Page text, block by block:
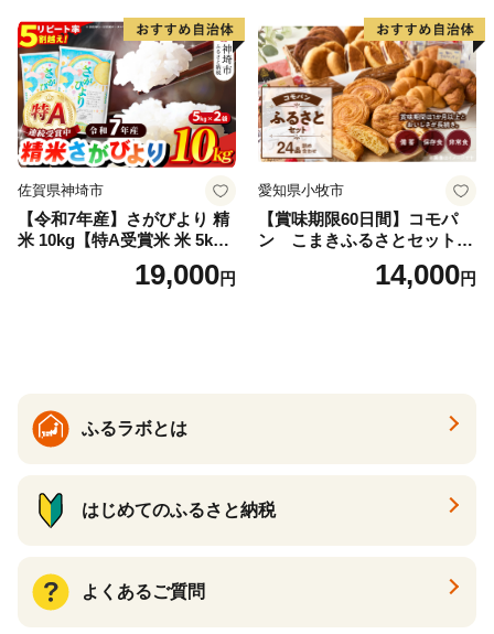
福島県 南相馬市 cu006-ae
佐賀県神埼市
【令和7年産】さがびより 精
米 10kg【特A受賞米 米 5kg×
2袋 お米 コメ こめ 国産 美味
しい ブランド米 人気 ランキ
19,000円
愛知県小牧市
【賞味期限60日間】コモパ
ン こまきふるさとセット
（24個入り）／災害用備蓄
保存食 非常食 防災グッズに
14,000円
ふるラボとは
はじめてのふるさと納税
よくあるご質問